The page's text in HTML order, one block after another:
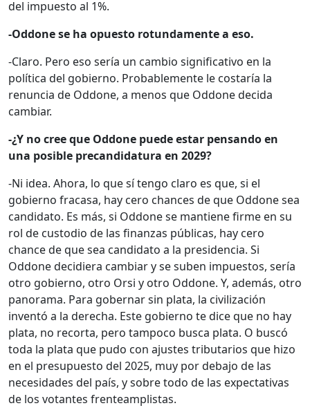
del impuesto al 1%.
-Oddone se ha opuesto rotundamente a eso.
-Claro. Pero eso sería un cambio significativo en la
política del gobierno. Probablemente le costaría la
renuncia de Oddone, a menos que Oddone decida
cambiar.
-¿Y no cree que Oddone puede estar pensando en
una posible precandidatura en 2029?
-Ni idea. Ahora, lo que sí tengo claro es que, si el
gobierno fracasa, hay cero chances de que Oddone sea
candidato. Es más, si Oddone se mantiene firme en su
rol de custodio de las finanzas públicas, hay cero
chance de que sea candidato a la presidencia. Si
Oddone decidiera cambiar y se suben impuestos, sería
otro gobierno, otro Orsi y otro Oddone. Y, además, otro
panorama. Para gobernar sin plata, la civilización
inventó a la derecha. Este gobierno te dice que no hay
plata, no recorta, pero tampoco busca plata. O buscó
toda la plata que pudo con ajustes tributarios que hizo
en el presupuesto del 2025, muy por debajo de las
necesidades del país, y sobre todo de las expectativas
de los votantes frenteamplistas.